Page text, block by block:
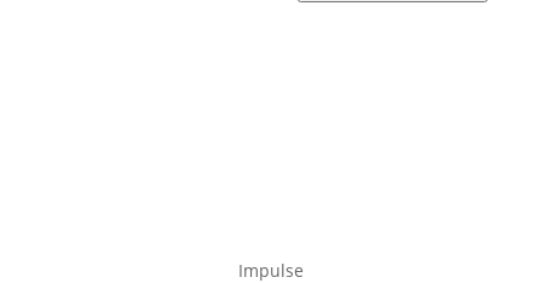
Impulse